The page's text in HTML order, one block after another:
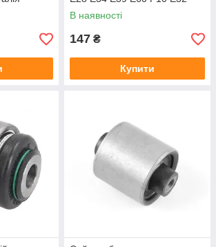
E38 E65
В наявності
147 ₴
Купити